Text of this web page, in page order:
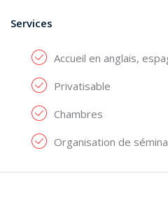
Services
Accueil en anglais,
Privatisable
Chambres
Organisation de